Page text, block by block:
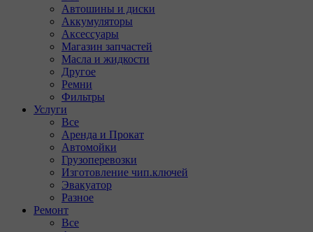
Автошины и диски
Аккумуляторы
Аксессуары
Магазин запчастей
Масла и жидкости
Другое
Ремни
Фильтры
Услуги
Все
Аренда и Прокат
Автомойки
Грузоперевозки
Изготовление чип.ключей
Эвакуатор
Разное
Ремонт
Все